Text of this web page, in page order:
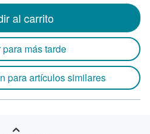
al carrito
más tarde
para artículos similares